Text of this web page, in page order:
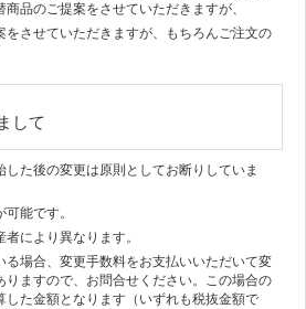
品のご提案をさせていただきますが、
をさせていただきますが、もちろんご注文の
して
た後の変更は原則としてお断りしていま
能です。
により異なります。
る場合、変更手数料をお支払いいただいて変
りますので、お問合せください。この場合の
した金額となります（いずれも税抜金額で